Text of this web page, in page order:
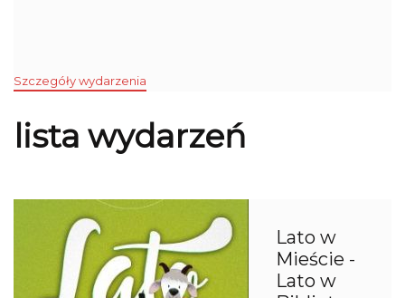
Szczegóły wydarzenia
lista wydarzeń
Lato w
Mieście -
Lato w